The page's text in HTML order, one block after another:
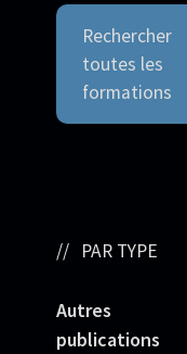
Rechercher
toutes les
formations
PAR TYPE
Autres
publications